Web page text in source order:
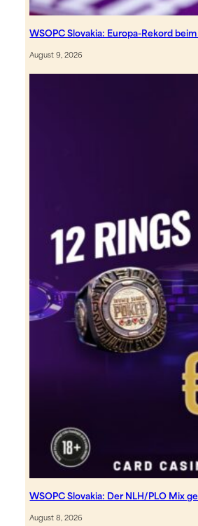
WSOPC Slovakia: Europa-Rekord
August 9, 2026
WSOPC Slovakia: Der NLH/PLO Mix
August 8, 2026